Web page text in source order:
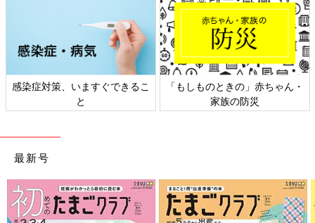
感染症対策、いますぐできるこ
と
「もしものときの」赤ちゃん・
家族の防災
最新号